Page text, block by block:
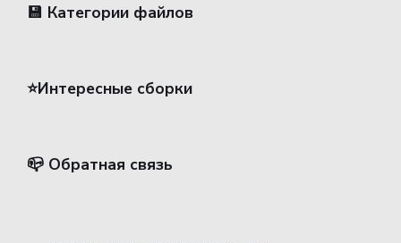
💾 Категории файлов
⭐️Интересные сборки
📪 Обратная связь